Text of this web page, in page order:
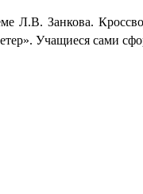
Л.В. Занкова.
Учащиеся сами